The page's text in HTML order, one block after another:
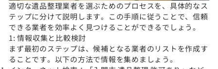
適切な遺品整理業者を選ぶためのプロセスを、具体的なス
テップに分けて説明します。この手順に従うことで、信頼
できる業者を効率よく見つけることができるでしょう。
1: 情報収集と比較検討
まず最初のステップは、候補となる業者のリストを作成す
ることです。以下の方法で情報を集めましょう。